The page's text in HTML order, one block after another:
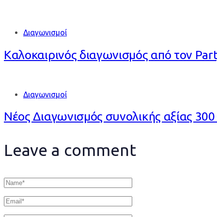
Διαγωνισμοί
Καλοκαιρινός διαγωνισμός από τον
Διαγωνισμοί
Νέος Διαγωνισμός συνολικής αξίας
Leave a comment